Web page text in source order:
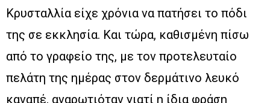
Κρυσταλλία είχε χρόνια να πατήσει το πόδι
της σε εκκλησία. Και τώρα, καθισμένη πίσω
από το γραφείο της, με τον προτελευταίο
πελάτη της ημέρας στον δερμάτινο λευκό
καναπέ, αναρωτιόταν γιατί η ίδια φράση